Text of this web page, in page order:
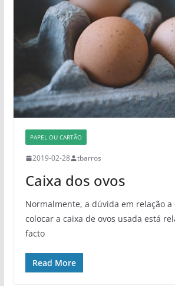
PAPEL OU CARTÃO
2019-02-28 tbarros
Caixa dos ovos
Normalmente, a dúvida em relação a
colocar a caixa de ovos usada está
facto
Read More